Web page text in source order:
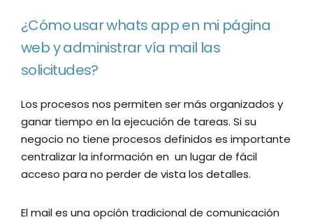
¿Cómo usar whats app en mi página
web y administrar vía mail las
solicitudes?
Los procesos nos permiten ser más organizados y
ganar tiempo en la ejecución de tareas. Si su
negocio no tiene procesos definidos es importante
centralizar la información en un lugar de fácil
acceso para no perder de vista los detalles.
El mail es una opción tradicional de comunicación